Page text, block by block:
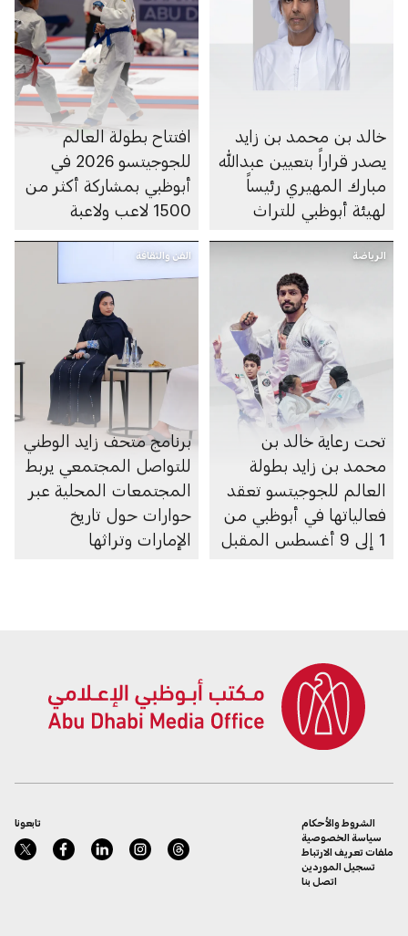
خالد بن محمد بن زايد
يصدر قراراً بتعيين عبدالله
مبارك المهيري رئيساً
لهيئة أبوظبي للتراث
افتتاح بطولة العالم
للجوجيتسو 2026 في
أبوظبي بمشاركة أكثر من
1500 لاعب ولاعبة
الرياضة
تحت رعاية خالد بن
محمد بن زايد بطولة
العالم للجوجيتسو تعقد
فعالياتها في أبوظبي من
1 إلى 9 أغسطس المقبل
الفن والثقافة
برنامج متحف زايد الوطني
للتواصل المجتمعي يربط
المجتمعات المحلية عبر
حوارات حول تاريخ
الإمارات وتراثها
تابعونا
الشروط والأحكام
سياسة الخصوصية
ملفات تعريف الارتباط
تسجيل الموردين
اتصل بنا